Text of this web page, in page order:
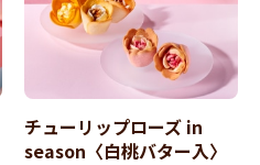
チューリップローズ in
season〈白桃バター入〉